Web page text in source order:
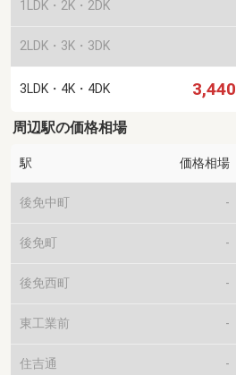
1LDK・2K・2DK
2LDK・3K・3DK
3LDK・4K・4DK 3,440
周辺駅の価格相場
駅 価格相場
後免中町 -
後免町 -
後免西町 -
東工業前 -
住吉通 -